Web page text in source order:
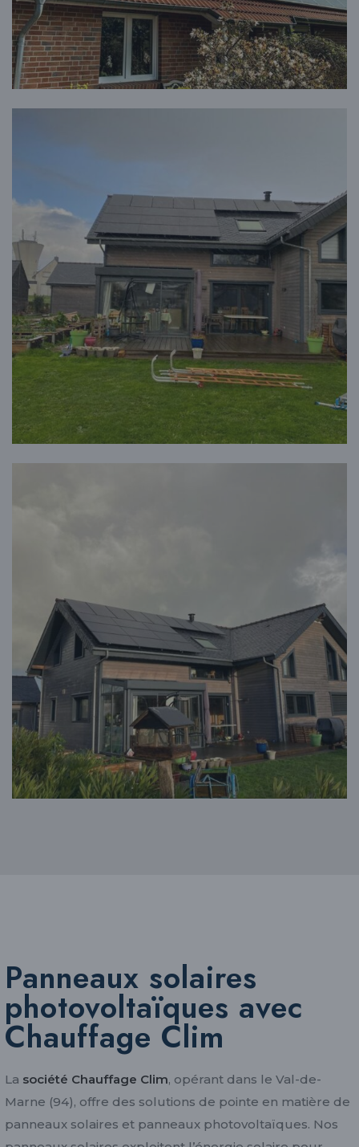
Panneaux solaires
photovoltaïques avec
Chauffage Clim
La société Chauffage Clim, opérant dans le Val-de-
Marne (94), offre des solutions de pointe en matière de
panneaux solaires et panneaux photovoltaïques. Nos